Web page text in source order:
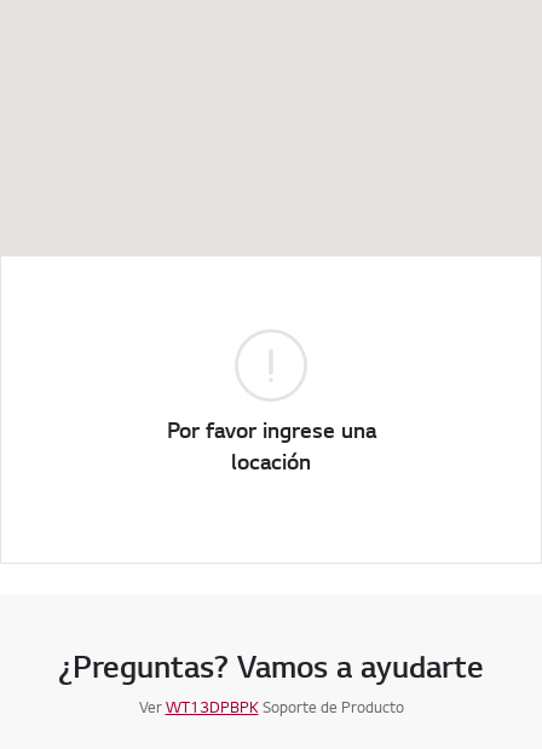
Por favor ingrese una
locación
¿Preguntas? Vamos a ayudarte
VerWT13DPBPKSoporte de Producto